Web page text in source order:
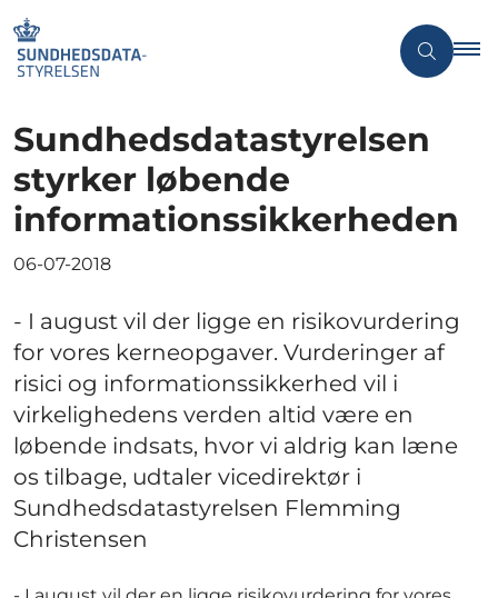
Sundhedsdatastyrelsen
styrker løbende
informationssikkerheden
06-07-2018
- I august vil der ligge en risikovurdering
for vores kerneopgaver. Vurderinger af
risici og informationssikkerhed vil i
virkelighedens verden altid være en
løbende indsats, hvor vi aldrig kan læne
os tilbage, udtaler vicedirektør i
Sundhedsdatastyrelsen Flemming
Christensen